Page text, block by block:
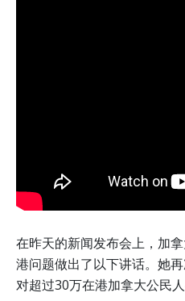
在昨天的新闻发布会上，加
港问题做出了以下讲话。她
对超过30万在港加拿大公民人